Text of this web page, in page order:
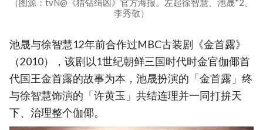
（图源：tvN@《猎钻缉凶》官方海报。左起徐智慧、池晟*2、
李秀敬）
池晟与徐智慧12年前合作过MBC古装剧《金首露》
（2010），该剧以1世纪朝鲜三国时代时金官伽倻首
代国王金首露的故事为本，池晟扮演的「金首露」终
与徐智慧饰演的「许黄玉」共结连理并一同打拚天
下、治理整个伽倻。